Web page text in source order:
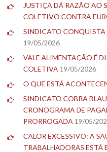
JUSTIÇA DÁ RAZÃO AO
COLETIVO CONTRA
SINDICATO CONQUISTA
19/05/2026
VALE ALIMENTAÇÃO É
COLETIVA 19/05/2026
O QUE ESTÁ
SINDICATO COBRA
CRONOGRAMA DE
PRORROGADA 19/05/
CALOR EXCESSIVO: A
TRABALHADORAS ESTÁ